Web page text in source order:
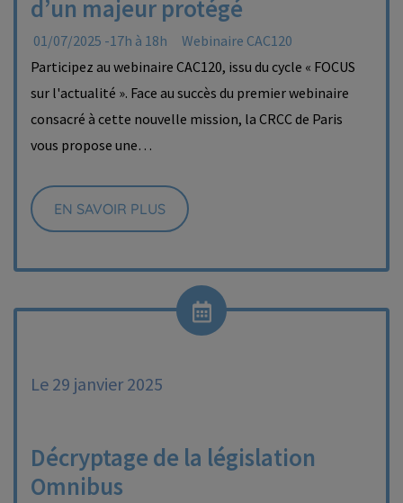
d’un majeur protégé
01/07/2025 -17h à 18h
Webinaire CAC120
Participez au webinaire CAC120, issu du cycle « FOCUS
sur l'actualité ». Face au succès du premier webinaire
consacré à cette nouvelle mission, la CRCC de Paris
vous propose une…
EN SAVOIR PLUS
Le 29 janvier 2025
Décryptage de la législation
Omnibus